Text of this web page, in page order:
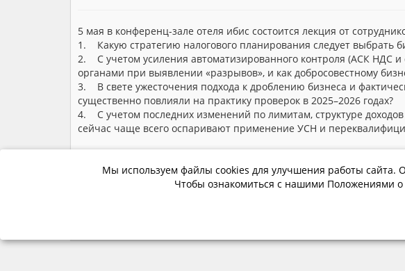
5 мая в конференц-зале отеля ибис состоится лекция от
1. Какую стратегию налогового планирования следует выбрать
2. С учетом усиления автоматизированного контроля (АСК НДС
органами при выявлении «разрывов», и как добросовестному
3. В свете ужесточения подхода к дроблению бизнеса и
существенно повлияли на практику проверок в 2025–2026 годах?
4. С учетом последних изменений по лимитам, структуре
сейчас чаще всего оспаривают применение УСН и
Мы используем файлы cookies для улучшения работы сайта.
Чтобы ознакомиться с нашими Положениями